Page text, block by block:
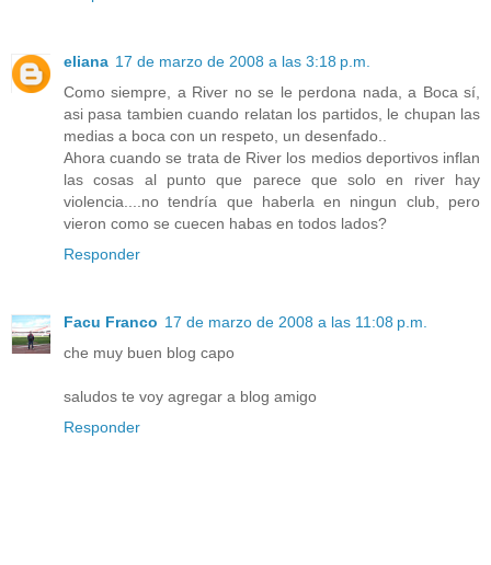
eliana 17 de marzo de 2008 a las 3:18 p.m.
Como siempre, a River no se le perdona nada, a Boca sí,
asi pasa tambien cuando relatan los partidos, le chupan las
medias a boca con un respeto, un desenfado..
Ahora cuando se trata de River los medios deportivos inflan
las cosas al punto que parece que solo en river hay
violencia....no tendría que haberla en ningun club, pero
vieron como se cuecen habas en todos lados?
Responder
Facu Franco 17 de marzo de 2008 a las 11:08 p.m.
che muy buen blog capo
saludos te voy agregar a blog amigo
Responder